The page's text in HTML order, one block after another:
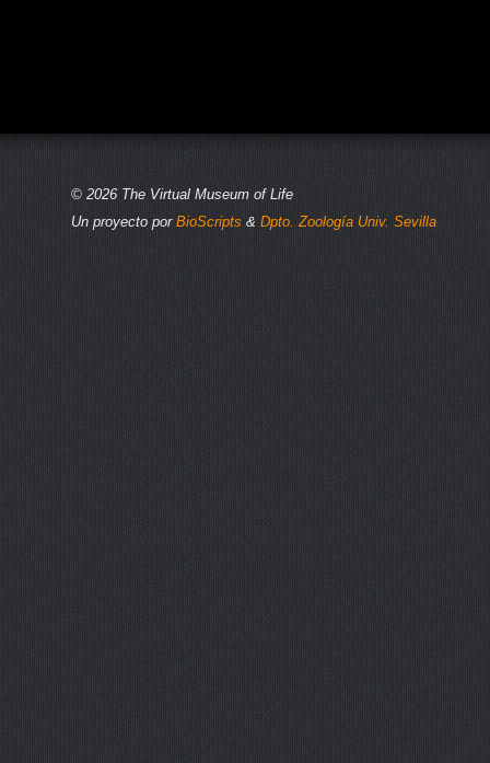
© 2026 The Virtual Museum of Life
Un proyecto por BioScripts & Dpto. Zoología Univ. Sevilla